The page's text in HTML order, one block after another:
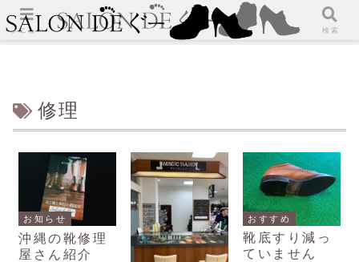
修理
お知らせ
沖縄の靴修理
屋さん紹介
おすすめ
靴底すり減っ
ていません
メニュー 検索